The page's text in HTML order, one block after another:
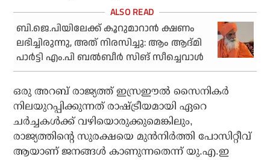
ബി.ജെ.പിയിലേക്ക് കൂറുമാറാന്‍ ക്ഷണം
ലഭിച്ചിരുന്നു, അത് നിരസിച്ചു: ആം ആദ്മി
പാര്‍ട്ടി എം.പി ബല്‍ബീര്‍ സിങ് സീച്ചെവാള്‍
ഒരു അറബ് രാജ്യത്ത് ഇസ്രഈല്‍ സൈനികര്‍
നിലയുറപ്പിക്കുന്നത് രാഷ്ട്രീയമായി ഏറെ
ചര്‍ച്ചകള്‍ക്ക് വഴിയൊരുക്കുമെങ്കിലും,
രാജ്യത്തിന്റെ സുരക്ഷയെ മുന്‍നിര്‍ത്തി പോസിറ്റീവ്
ആയാണ് ജനങ്ങള്‍ കാണുന്നതെന്ന് യു.എ.ഇ